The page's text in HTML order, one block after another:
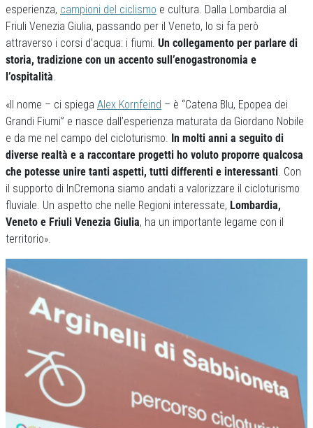
esperienza, campioni del ciclismo e cultura. Dalla Lombardia al
Friuli Venezia Giulia, passando per il Veneto, lo si fa però
attraverso i corsi d’acqua: i fiumi. Un collegamento per parlare di
storia, tradizione con un accento sull’enogastronomia e
l’ospitalità.
«Il nome – ci spiega Alex Kornfeind – è “Catena Blu, Epopea dei
Grandi Fiumi” e nasce dall’esperienza maturata da Giordano Nobile
e da me nel campo del cicloturismo. In molti anni a seguito di
diverse realtà e a raccontare progetti ho voluto proporre qualcosa
che potesse unire tanti aspetti, tutti differenti e interessanti. Con
il supporto di InCremona siamo andati a valorizzare il cicloturismo
fluviale. Un aspetto che nelle Regioni interessate, Lombardia,
Veneto e Friuli Venezia Giulia, ha un importante legame con il
territorio».